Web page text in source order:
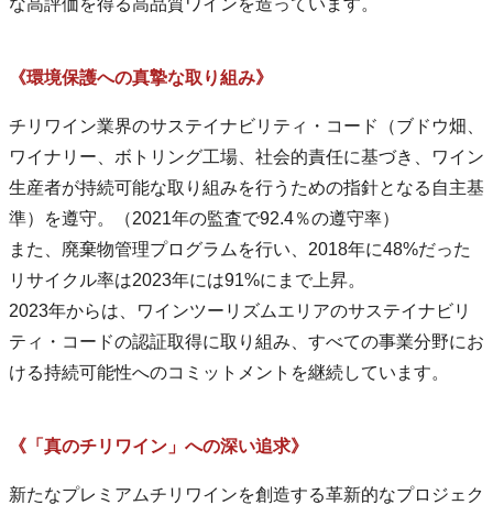
な高評価を得る高品質ワインを造っています。
《環境保護への真摯な取り組み》
チリワイン業界のサステイナビリティ・コード（ブドウ畑、
ワイナリー、ボトリング工場、社会的責任に基づき、ワイン
生産者が持続可能な取り組みを行うための指針となる自主基
準）を遵守。（2021年の監査で92.4％の遵守率）
また、廃棄物管理プログラムを行い、2018年に48%だった
リサイクル率は2023年には91%にまで上昇。
2023年からは、ワインツーリズムエリアのサステイナビリ
ティ・コードの認証取得に取り組み、すべての事業分野にお
ける持続可能性へのコミットメントを継続しています。
《「真のチリワイン」への深い追求》
新たなプレミアムチリワインを創造する革新的なプロジェク